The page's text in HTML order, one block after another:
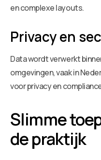
en complexe layouts.
Privacy en
Data wordt verwerkt
omgevingen, vaak in
voor privacy en
Slimme
de praktijk